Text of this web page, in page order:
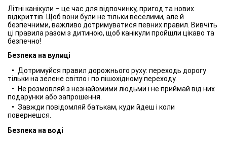
Літні канікули – це час для відпочинку, пригод та нових
відкриттів. Щоб вони були не тільки веселими, але й
безпечними, важливо дотримуватися певних правил. Вивчіть
ці правила разом з дитиною, щоб канікули пройшли цікаво та
безпечно!
Безпека на вулиці
Дотримуйся правил дорожнього руху: переходь дорогу
тільки на зелене світло і по пішохідному переходу.
Не розмовляй з незнайомими людьми і не приймай від них
подарунки або запрошення.
Завжди повідомляй батькам, куди йдеш і коли
повернешся.
Безпека на воді